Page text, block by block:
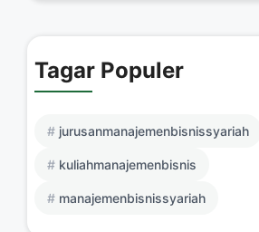
Tagar Populer
jurusanmanajemenbisnissyariah
kuliahmanajemenbisnis
manajemenbisnissyariah